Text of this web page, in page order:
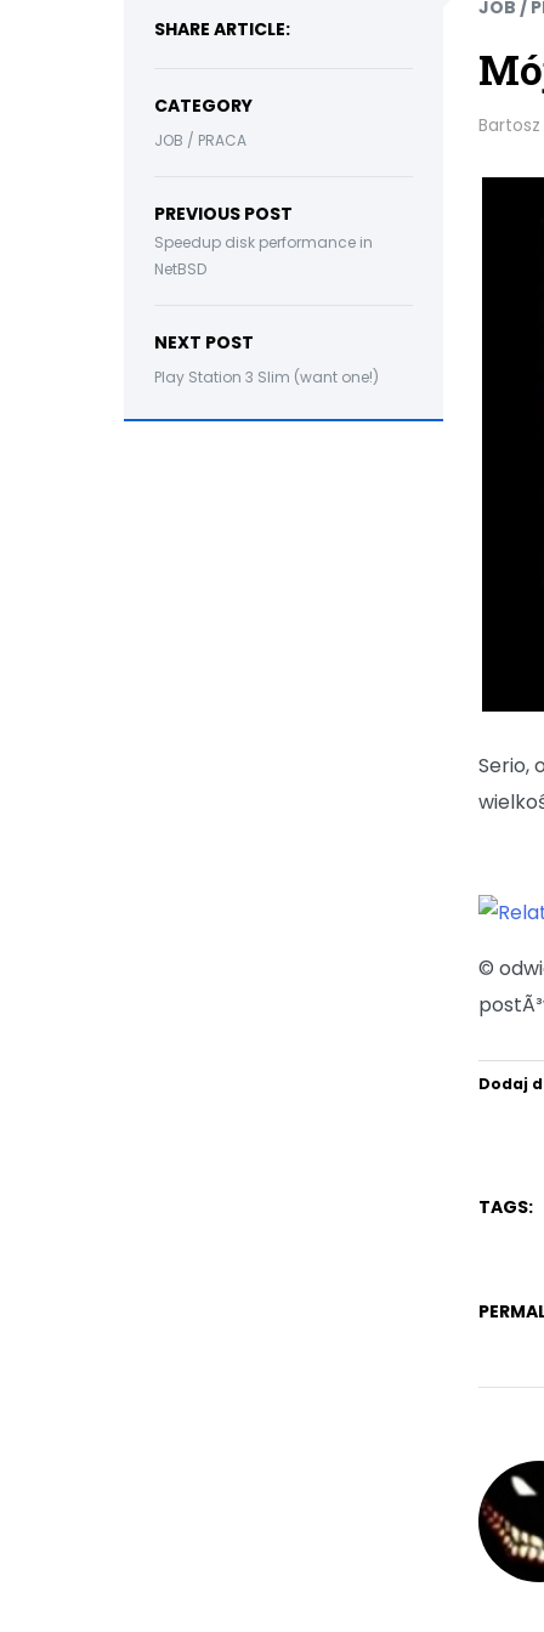
SHARE ARTICLE:
CATEGORY
JOB / PRACA
PREVIOUS POST
Speedup disk performance in
NetBSD
NEXT POST
Play Station 3 Slim (want one!)
JOB /
Serio,
©
Dodaj
TAGS: